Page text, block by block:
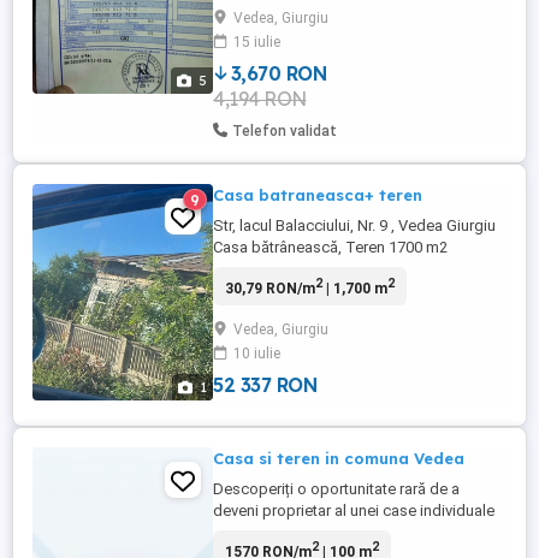
5
Vedea, Giurgiu
15 iulie
3,670 RON
4,194 RON
Telefon validat
1
9 Casa batraneasca+ teren
Str, lacul Balacciului, Nr. 9 , Vedea Giurgiu
Casa bătrânească, Teren 1700 m2
sunați la numărul afișat
30,79 RON/m2| 1,700 m2
Vedea, Giurgiu
10 iulie
52 337 RON
Casa si teren in comuna Vedea
Descoperiți o oportunitate rară de a
deveni proprietar al unei case individuale
comunei Vedea. Această proprietate, cu o
1570 RON/m2| 100 m2